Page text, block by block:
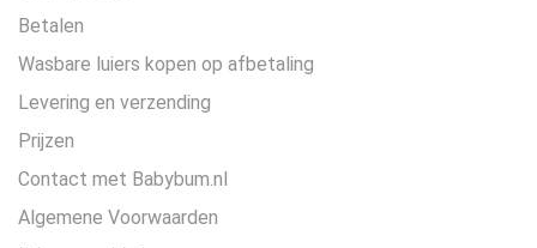
Betalen
Wasbare luiers kopen op afbetaling
Levering en verzending
Prijzen
Contact met Babybum.nl
Algemene Voorwaarden